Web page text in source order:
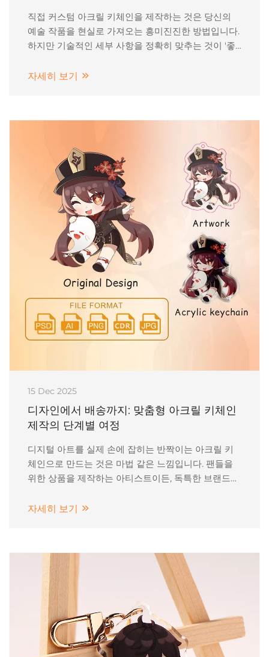
직접 커스텀 아크릴 키체인을 제작하는 것은 당신의
예술 작품을 현실로 가져오는 흥미진진한 방법입니다.
하지만 기술적인 세부 사항을 정확히 맞추는 것이 '좋
Doc Creatives에서는 완성된 참이 여러분이 상상한
자세히 보기
15 Dec 2025
디자인에서 배송까지: 맞춤형 아크릴 키체인
제작의 단계별 여정
디지털 아트를 실제 손에 잡히는 반짝이는 아크릴 키
체인으로 만드는 것은 마법 같은 느낌입니다. 팬들을
위한 상품을 제작하는 아티스트이든, 독특한 브랜드
라 즐거워야 합니다.
자세히 보기